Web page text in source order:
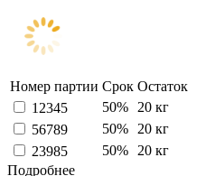
Номер партии Срок Остаток
12345
50%
20 кг
56789
50%
20 кг
23985
50%
20 кг
Подробнее